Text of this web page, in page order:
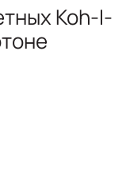
Koh-I-